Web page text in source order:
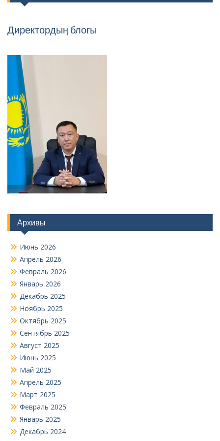
Директордың блогы
Архивы
Июнь 2026
Апрель 2026
Февраль 2026
Январь 2026
Декабрь 2025
Ноябрь 2025
Октябрь 2025
Сентябрь 2025
Август 2025
Июнь 2025
Май 2025
Апрель 2025
Март 2025
Февраль 2025
Январь 2025
Декабрь 2024